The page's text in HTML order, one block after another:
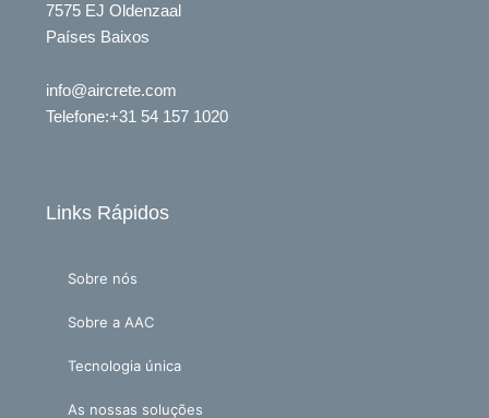
7575 EJ Oldenzaal
Países Baixos
info@aircrete.com
Telefone:+31 54 157 1020
Links Rápidos
Sobre nós
Sobre a AAC
Tecnologia única
As nossas soluções